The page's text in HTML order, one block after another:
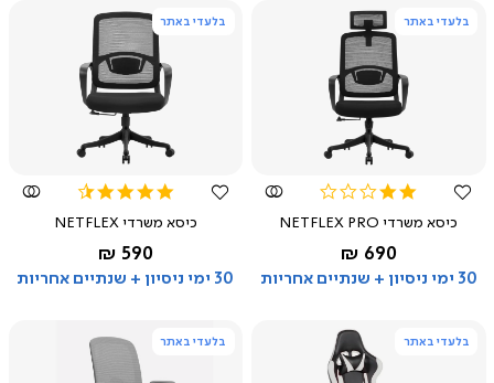
בלעדי באתר
צפייה
מהירה
2.0
rating
כיסא משרדי NETFLEX PRO
החל מ-
690 ₪
30 ימי ניסיון + שנתיים אחריות
שחור
בלעדי באתר
צפייה
מהירה
rating
כיסא משרדי NETFLEX
החל מ-
590 ₪
30 ימי ניסיון + שנתיים אחריות
שחור
בלעדי באתר בלעדי באתר